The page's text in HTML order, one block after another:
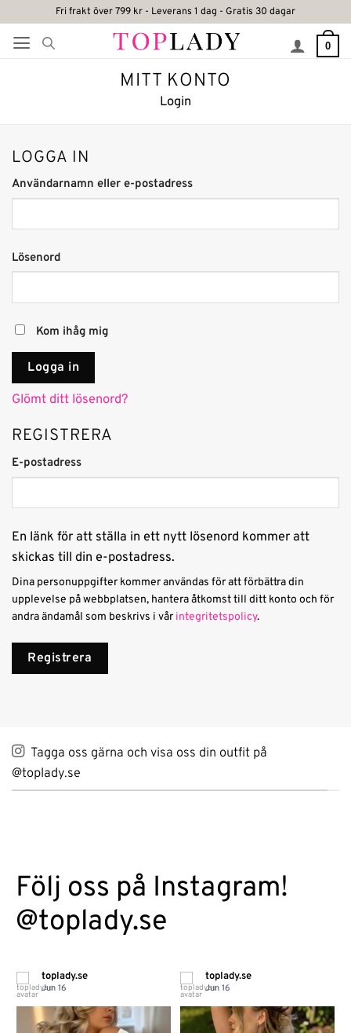
content
Fri frakt över 799 kr - Leverans 1 dag - Gratis 30 dagar
0
MITT KONTO
Login
LOGGA IN
Användarnamn eller e-postadress
Lösenord
Alternative:
Kom ihåg mig
Logga in
Glömt ditt lösenord?
REGISTRERA
E-postadress
En länk för att ställa in ett nytt lösenord kommer att
skickas till din e-postadress.
Dina personuppgifter kommer användas för att förbättra din
upplevelse på webbplatsen, hantera åtkomst till ditt konto och för
andra ändamål som beskrivs i vårintegritetspolicy.
Registrera
Tagga oss gärna och visa oss din outfit på
@toplady.se
Följ oss på Instagram!
@toplady.se
toplady.se
Jun 16
toplady.se
Jun 16